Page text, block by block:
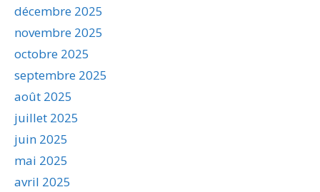
décembre 2025
novembre 2025
octobre 2025
septembre 2025
août 2025
juillet 2025
juin 2025
mai 2025
avril 2025